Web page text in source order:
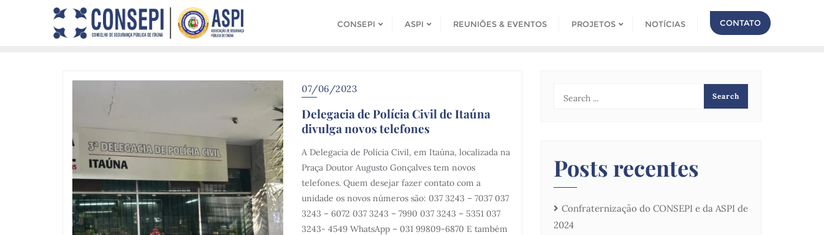
CONSEPI ASPI REUNIÕES & EVENTOS PROJETOS NOTÍCIAS CONTATO
07/06/2023
Delegacia de Polícia Civil de Itaúna
divulga novos telefones
A Delegacia de Polícia Civil, em Itaúna, localizada na
Praça Doutor Augusto Gonçalves tem novos
telefones. Quem desejar fazer contato com a
unidade os novos números são: 037 3243 – 7037 037
3243 – 6072 037 3243 – 7990 037 3243 – 5351 037
3243- 4549 WhatsApp – 031 99809-6870 E também
Posts recentes
Confraternização do CONSEPI e da ASPI de
2024